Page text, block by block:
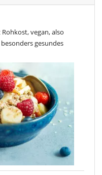
vegan, also
gesundes